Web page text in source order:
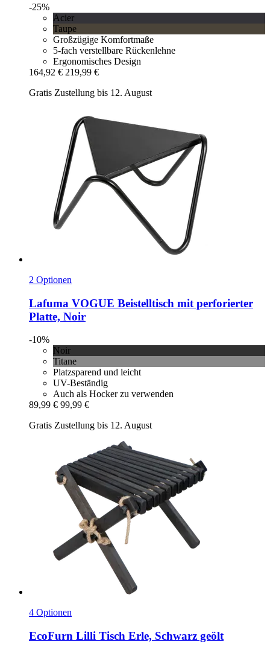
-25%
Acier
Taupe
Großzügige Komfortmaße
5-fach verstellbare Rückenlehne
Ergonomisches Design
164,92 € 219,99 €
Gratis Zustellung bis 12. August
2 Optionen
Lafuma VOGUE Beistelltisch mit perforierter
Platte, Noir
-10%
Noir
Titane
Platzsparend und leicht
UV-Beständig
Auch als Hocker zu verwenden
89,99 € 99,99 €
Gratis Zustellung bis 12. August
4 Optionen
EcoFurn Lilli Tisch Erle, Schwarz geölt